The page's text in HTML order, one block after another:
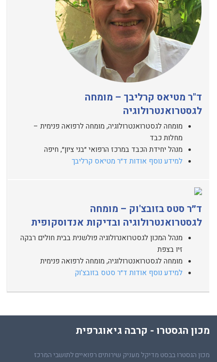
ד"ר מטיאס קרליבך – מומחה
לגסטרואנטרולוגיה
מומחה לגסטרואנטרולוגיה, מומחה לרפואה פנימית –
מחלות כבד
מנהל יחידת הכבד במרכז הרפואי ״בני ציון״, חיפה
למידע נוסף אודות ד״ר מטיאס קרליבך
ד״ר סטס בזובצ'וק – מומחה
לגסטרואנטרולוגיה ובדיקות אנדוסקופית
מנהל המכון לגסטרואנרולוגיה פולשנית בבית חולים רבקה
זיו בצפת
מומחה לגסטרואנטרולוגיה, מומחה לרפואה פנימית
למידע נוסף אודות ד״ר סטס בזובצ'וק
מכון הגסטרו - קרבה גיאוגרפית
מכון הגסטרו בבסט מדיקל מעניק שירותים רפואיים לתושבי המרכז